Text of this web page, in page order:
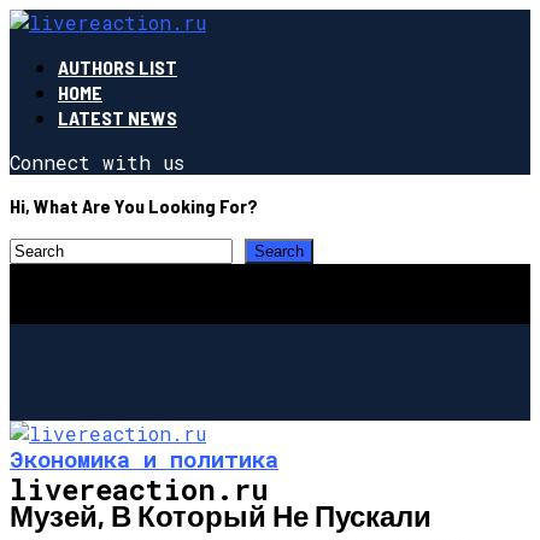
AUTHORS LIST
HOME
LATEST NEWS
Connect with us
Hi, What Are You Looking For?
livereaction.ru
Экономика и политика
Музей, В Который Не Пускали